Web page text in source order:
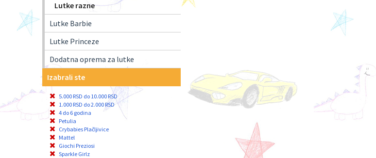
Lutke razne
Lutke Barbie
Lutke Princeze
Dodatna oprema za lutke
Izabrali ste
5.000 RSD do 10.000 RSD
1.000 RSD do 2.000 RSD
4 do 6 godina
Petulia
Crybabies Plačljivice
Mattel
Giochi Preziosi
Sparkle Girlz